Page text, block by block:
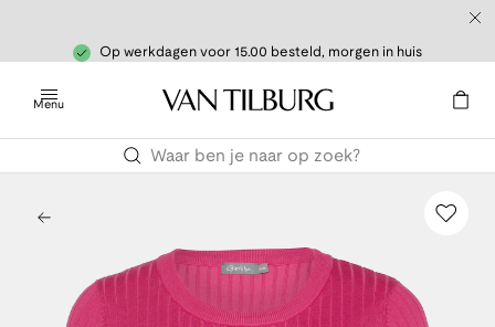
Op werkdagen voor 15.00 besteld, morgen in huis
Menu